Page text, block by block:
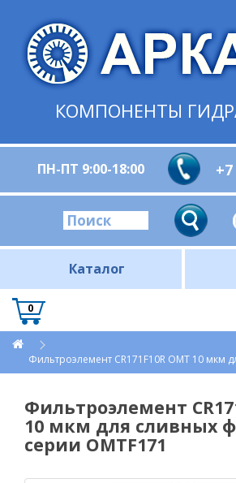
КОМПОНЕНТЫ
ПН-ПТ 9:00-18:00
Каталог
0
Фильтроэлемент CR171F10R OMT 10 мкм
Фильтроэлемент
10 мкм для сливных
серии OMTF171